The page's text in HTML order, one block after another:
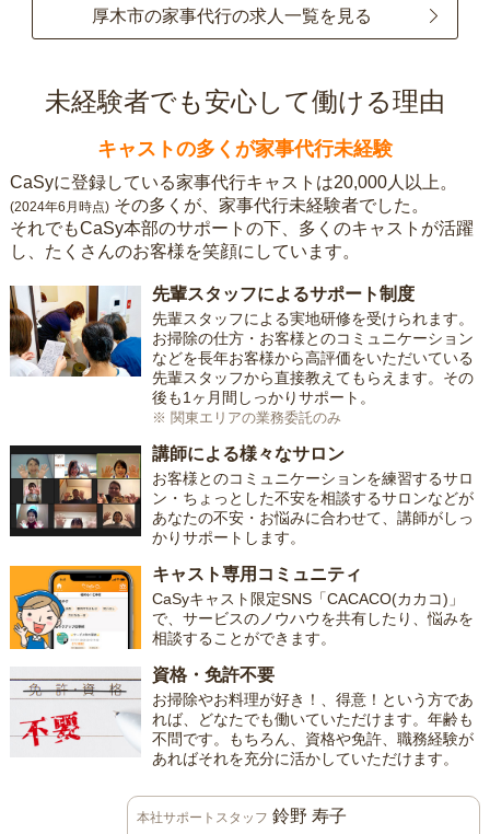
厚木市の家事代行の求人一覧を見る
未経験者でも安心して働ける理由
キャストの多くが家事代行未経験
CaSyに登録している家事代行キャストは20,000人以上。
(2024年6月時点) その多くが、家事代行未経験者でした。
それでもCaSy本部のサポートの下、多くのキャストが活躍
し、たくさんのお客様を笑顔にしています。
先輩スタッフによるサポート制度
先輩スタッフによる実地研修を受けられます。
お掃除の仕方・お客様とのコミュニケーション
などを長年お客様から高評価をいただいている
先輩スタッフから直接教えてもらえます。その
後も1ヶ月間しっかりサポート。
※ 関東エリアの業務委託のみ
講師による様々なサロン
お客様とのコミュニケーションを練習するサロ
ン・ちょっとした不安を相談するサロンなどが
あなたの不安・お悩みに合わせて、講師がしっ
かりサポートします。
キャスト専用コミュニティ
CaSyキャスト限定SNS「CACACO(カカコ)」
で、サービスのノウハウを共有したり、悩みを
相談することができます。
資格・免許不要
お掃除やお料理が好き！、得意！という方であ
れば、どなたでも働いていただけます。年齢も
不問です。もちろん、資格や免許、職務経験が
あればそれを充分に活かしていただけます。
本社サポートスタッフ 鈴野 寿子